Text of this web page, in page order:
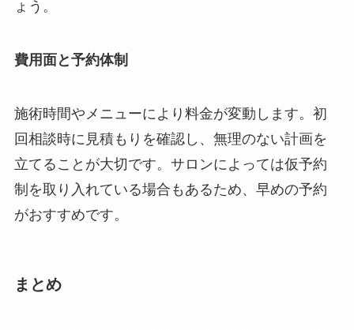
ょう。
費用面と予約体制
施術時間やメニューにより料金が変動します。初
回相談時に見積もりを確認し、無理のない計画を
立てることが大切です。サロンによっては仮予約
制を取り入れている場合もあるため、早めの予約
がおすすめです。
まとめ